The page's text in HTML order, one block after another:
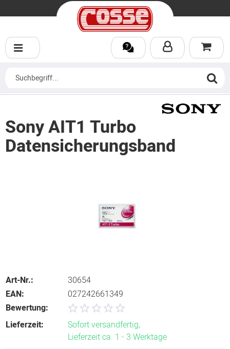
Sony AIT1 Turbo
Datensicherungsband
Art-Nr.:
30654
EAN:
027242661349
Bewertung:
Lieferzeit:
Sofort versandfertig,
Lieferzeit ca. 1 - 3 Werktage